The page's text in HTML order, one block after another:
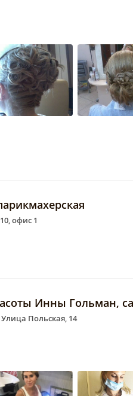
офис 1
Инны Гольман,
Улица Польская, 14